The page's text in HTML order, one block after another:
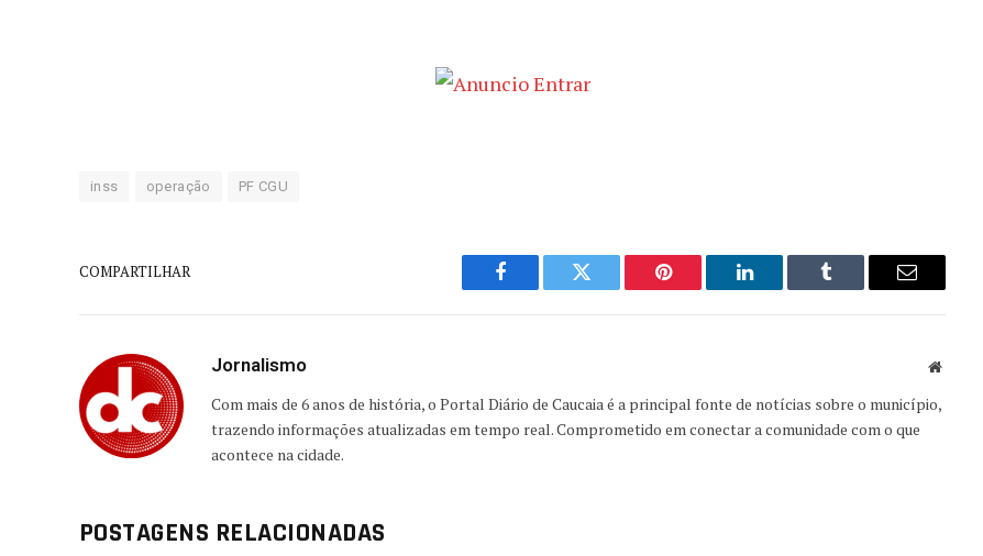
inss operação PF CGU
COMPARTILHAR
Facebook Twitter Pinterest LinkedIn Tumblr Email
Jornalismo Website
Com mais de 6 anos de história, o Portal Diário de Caucaia é a principal fonte de notícias sobre o município,
trazendo informações atualizadas em tempo real. Comprometido em conectar a comunidade com o que
acontece na cidade.
POSTAGENS RELACIONADAS